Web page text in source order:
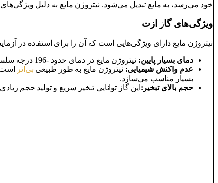
خود می‌رسد، به مایع تبدیل می‌شود. نیتروژن مایع به دلیل
ویژگی‌های گاز ازت
نیتروژن مایع دارای ویژگی‌هایی است که آن را برای استفاده در
دمای بسیار پایین: نیتروژن مایع در دمای حدود -196 درجه سلسیوس قرار دارد که باعث می‌شود قادر به انجماد سریع مواد مختلف باشد.
عدم واکنش شیمیایی: نیتروژن مایع به طور طبیعی بی‌اثر
بسیار مناسب می‌سازد.
حجم بالای تبخیر: این گاز توانایی تبخیر سریع و تولید حجم